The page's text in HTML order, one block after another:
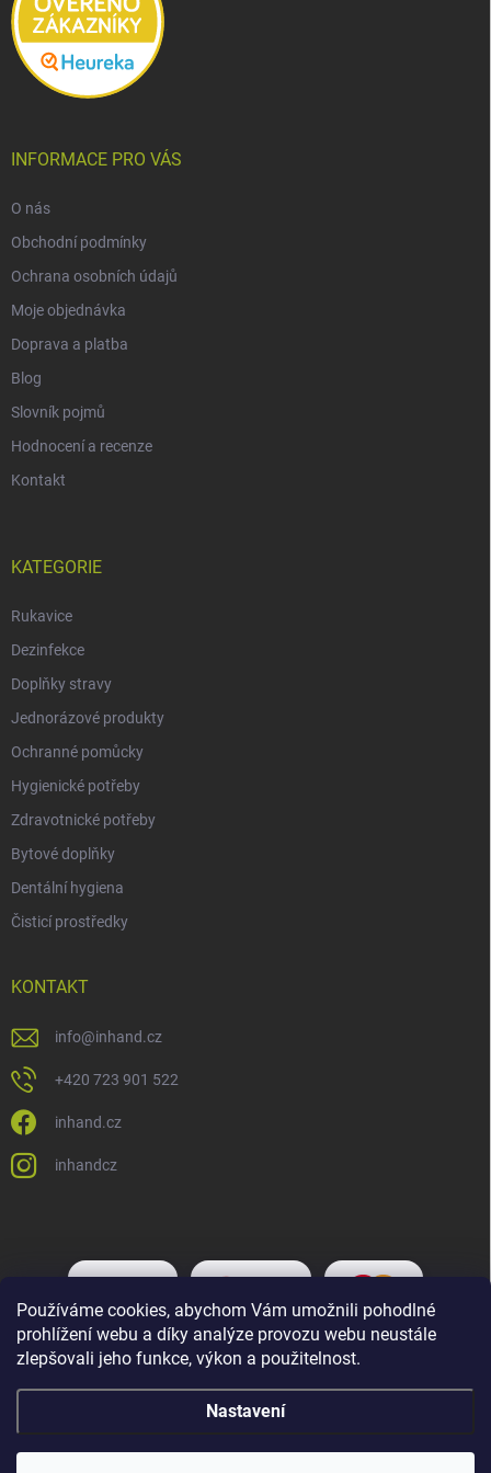
Používáme cookies, abychom Vám umožnili pohodlné
prohlížení webu a díky analýze provozu webu neustále
zlepšovali jeho funkce, výkon a použitelnost.
Nastavení
INFORMACE PRO VÁS
O nás
Obchodní podmínky
Ochrana osobních údajů
Moje objednávka
Doprava a platba
Blog
Slovník pojmů
Hodnocení a recenze
Kontakt
KATEGORIE
Rukavice
Dezinfekce
Doplňky stravy
Jednorázové produkty
Ochranné pomůcky
Hygienické potřeby
Zdravotnické potřeby
Bytové doplňky
Dentální hygiena
Čisticí prostředky
KONTAKT
info@inhand.cz
+420 723 901 522
inhand.cz
inhandcz
Copyright 2026Inhand.cz. Všechna práva vyhrazena.Upravit nastavení